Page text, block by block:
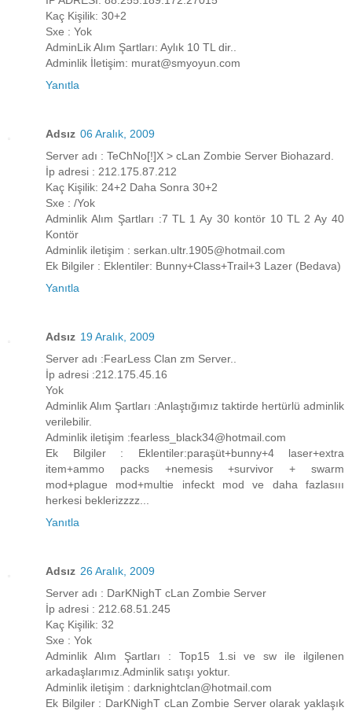
Kaç Kişilik: 30+2
Sxe : Yok
AdminLik Alım Şartları: Aylık 10 TL dir..
Adminlik İletişim: murat@smyoyun.com
Yanıtla
Adsız 06 Aralık, 2009
Server adı : TeChNo[!]X > cLan Zombie Server Biohazard.
İp adresi : 212.175.87.212
Kaç Kişilik: 24+2 Daha Sonra 30+2
Sxe : /Yok
Adminlik Alım Şartları :7 TL 1 Ay 30 kontör 10 TL 2 Ay 40
Kontör
Adminlik iletişim : serkan.ultr.1905@hotmail.com
Ek Bilgiler : Eklentiler: Bunny+Class+Trail+3 Lazer (Bedava)
Yanıtla
Adsız 19 Aralık, 2009
Server adı :FearLess Clan zm Server..
İp adresi :212.175.45.16
Yok
Adminlik Alım Şartları :Anlaştığımız taktirde hertürlü adminlik
verilebilir.
Adminlik iletişim :fearless_black34@hotmail.com
Ek Bilgiler : Eklentiler:paraşüt+bunny+4 laser+extra
item+ammo packs +nemesis +survivor + swarm
mod+plague mod+multie infeckt mod ve daha fazlasııı
herkesi beklerizzzz...
Yanıtla
Adsız 26 Aralık, 2009
Server adı : DarKNighT cLan Zombie Server
İp adresi : 212.68.51.245
Kaç Kişilik: 32
Sxe : Yok
Adminlik Alım Şartları : Top15 1.si ve sw ile ilgilenen
arkadaşlarımız.Adminlik satışı yoktur.
Adminlik iletişim : darknightclan@hotmail.com
Ek Bilgiler : DarKNighT cLan Zombie Server olarak yaklaşık